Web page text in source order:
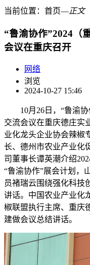
当前位置： 首页―正文
“鲁渝协作”2024（
会议在重庆召开
网络
浏览
2024-10-27 15:46
10月26日，“鲁渝协
交流会议在重庆德庄实
业化龙头企业协会辣椒
长、德州市农业产业化
司董事长谭英潮介绍
“鲁渝协作”展会计划，
员褚瑞云围绕强化科技
讲话。中国农业产业化
椒联盟执行主席、重庆
建做会议总结讲话。